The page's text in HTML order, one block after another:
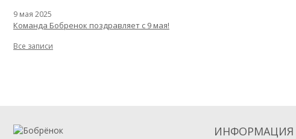
9 мая 2025
Команда Бобренок поздравляет с 9 мая!
Все записи
ИНФОРМАЦИЯ